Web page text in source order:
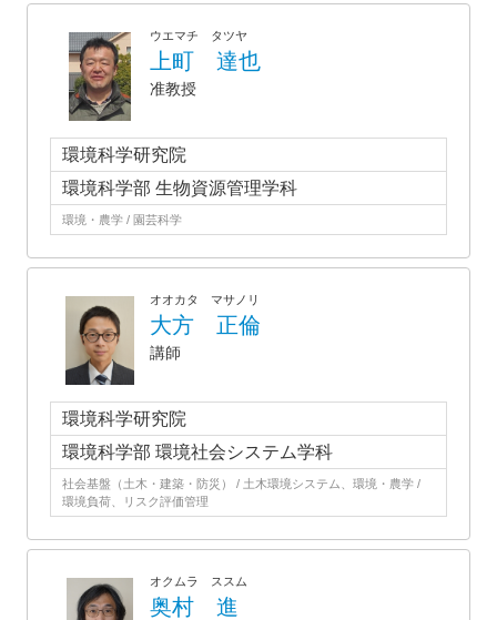
ウエマチ タツヤ
上町 達也
准教授
環境科学研究院
環境科学部 生物資源管理学科
環境・農学 / 園芸科学
オオカタ マサノリ
大方 正倫
講師
環境科学研究院
環境科学部 環境社会システム学科
社会基盤（土木・建築・防災） / 土木環境システム、環境・農学 /
環境負荷、リスク評価管理
オクムラ ススム
奥村 進